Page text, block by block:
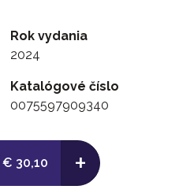
Rok vydania
2024
Katalógové číslo
0075597909340
€ 30,10 +